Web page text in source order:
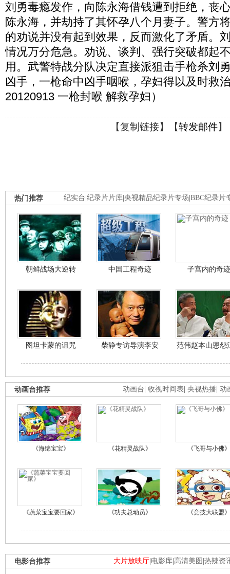
刘勇毒瘾发作，向陈永海借钱遭到拒绝，丧
陈永海，并劫持了其怀孕八个月妻子。警方
的劝说并没有起到效果，反而激化了矛盾。
情况万分危急。劝说、谈判、强行突破都起
用。武警特战分队决定直接派狙击手枪杀刘
凶手，一枪命中凶手咽喉，孕妇得以及时救
20120913 一枪封喉 解救孕妇）
【复制链接】【转发邮件】
纪实台 纪录片片库 央视精品纪录片专场 BBC纪录片
热门推荐
朝鲜战场大逆转 中国工程奇迹 子宫内的奇迹
图坦卡蒙的诅咒 柴静专访导演李安 范伟赵本山恩怨
动画台 收视时间表 央视热播 动
动画台推荐
《海绵宝宝》 《花精灵战队》 《飞哥与小佛》
《蔬菜宝宝要回家》 《功夫总动员》 《竞技大联盟》
大片放映厅 电影库 高清美图 热辣资
电影台推荐